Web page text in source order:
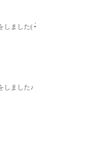
しました( •̀
しました♪